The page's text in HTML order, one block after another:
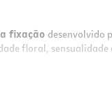
fixaçãodesenvolvido
floral, sensualidade